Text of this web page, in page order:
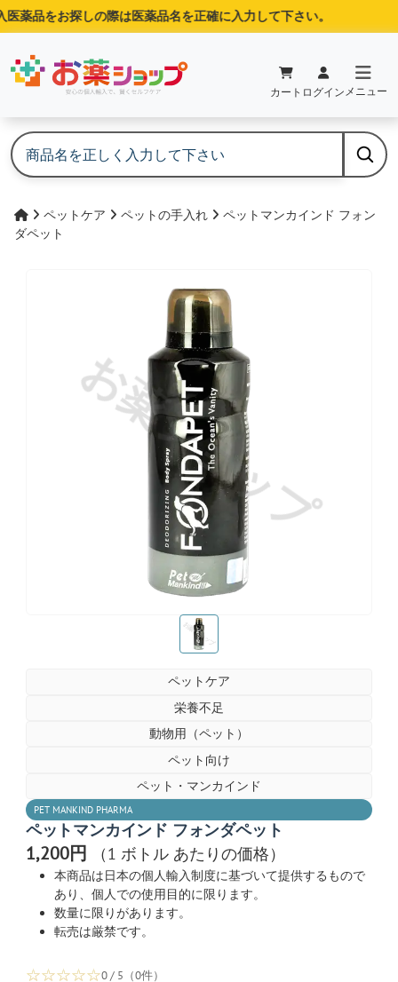
薬品をお探しの際は医薬品名を正確に入力して下さい。
カート ログイン メニュー
ペットケア ペットの手入れ
ペットマンカインド フォン
ダペット
お薬ショップ
お薬ショップ
ペットケア
栄養不足
動物用（ペット）
ペット向け
ペット・マンカインド
PET MANKIND PHARMA
ペットマンカインド フォンダペット
1,200円 （1 ボトル あたりの価格）
本商品は日本の個人輸入制度に基づいて提供するもので
あり、個人での使用目的に限ります。
数量に限りがあります。
転売は厳禁です。
☆☆☆☆☆0 / 5（0件）